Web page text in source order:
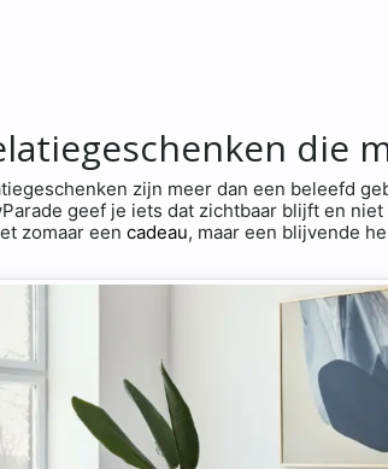
die
zijn meer dan een beleefd
geef je iets dat zichtbaar blijft en
zomaar een cadeau, maar een blijvende